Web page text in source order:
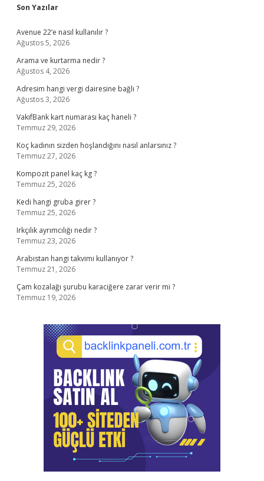
Sidebar
Son Yazılar
Avenue 22’e nasıl kullanılır ?
Ağustos 5, 2026
Arama ve kurtarma nedir ?
Ağustos 4, 2026
Adresim hangi vergi dairesine bağlı ?
Ağustos 3, 2026
VakıfBank kart numarası kaç haneli ?
Temmuz 29, 2026
Koç kadının sizden hoşlandığını nasıl anlarsınız ?
Temmuz 27, 2026
Kompozit panel kaç kg ?
Temmuz 25, 2026
Kedi hangi gruba girer ?
Temmuz 25, 2026
Irkçılık ayrımcılığı nedir ?
Temmuz 23, 2026
Arabistan hangi takvimi kullanıyor ?
Temmuz 21, 2026
Çam kozalağı şurubu karaciğere zarar verir mi ?
Temmuz 19, 2026